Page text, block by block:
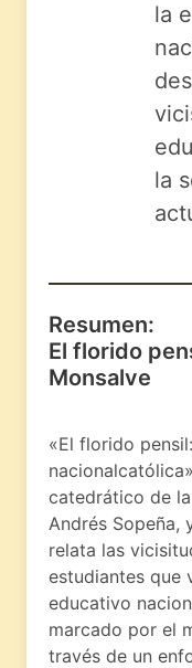
la
la
Resumen:
El florido
Monsalve
«El florido
catedrático de
Andrés Sopeña,
relata las
estudiantes que
educativo
marcado por el
través de un